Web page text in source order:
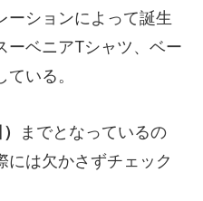
ーションによって誕生
ーベニアTシャツ、ベー
いる。
までとなっているの
には欠かさずチェック